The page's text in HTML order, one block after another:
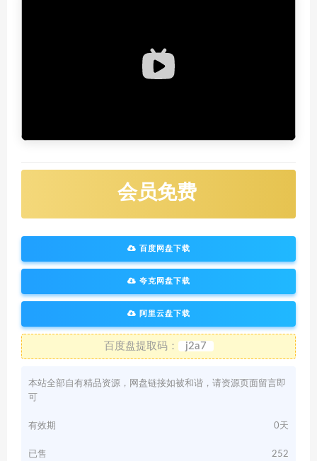
会员免费
百度网盘下载
夸克网盘下载
阿里云盘下载
百度盘提取码： j2a7
本站全部自有精品资源，网盘链接如被和谐，请资源页面留言即
可
有效期 0天
已售 252